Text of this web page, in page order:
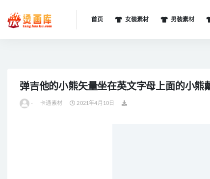
首页 女装素材 男装素材
弹吉他的小熊矢量坐在英文字母上面的小
- 卡通素材 2021年4月10日